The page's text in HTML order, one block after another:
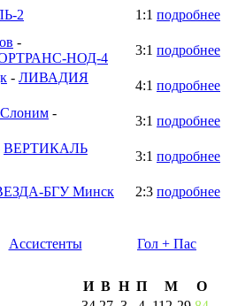
2 1:1 подробнее
-
НОД-4
3:1 подробнее
- ЛИВАДИЯ
4:1 подробнее
-
3:1 подробнее
ВЕРТИКАЛЬ
3:1 подробнее
БГУ Минск 2:3 подробнее
Ассистенты Гол + Пас
И В Н П М
О